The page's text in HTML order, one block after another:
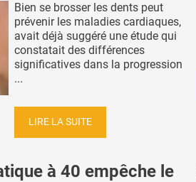
Bien se brosser les dents peut
prévenir les maladies cardiaques,
avait déjà suggéré une étude qui
constatait des différences
significatives dans la progression
...
LIRE LA SUITE
à 40 empêche le